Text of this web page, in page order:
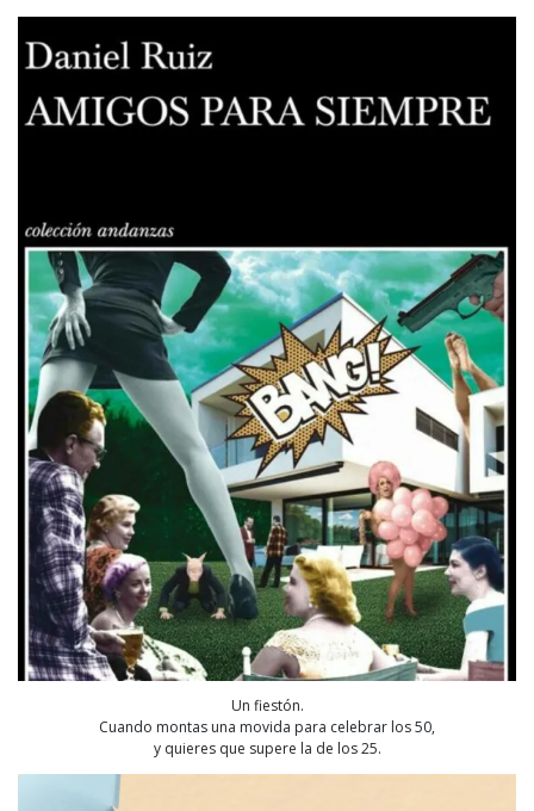
Un fiestón.
Cuando montas una movida para celebrar los 50,
y quieres que supere la de los 25.